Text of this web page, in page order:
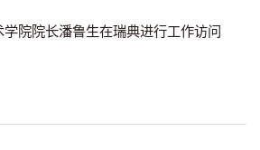
学院院长潘鲁生在瑞典进行工作访问